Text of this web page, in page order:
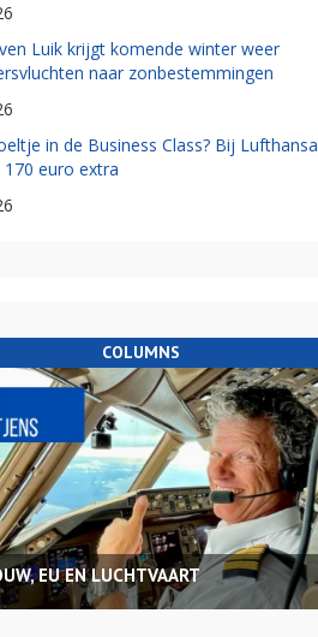
Luik krijgt komende winter weer
naar zonbestemmingen
in de Business Class? Bij Lufthansa
euro extra
COLUMNS
EU EN LUCHTVAART